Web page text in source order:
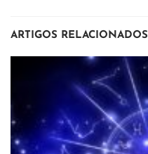
ARTIGOS RELACIONADOS